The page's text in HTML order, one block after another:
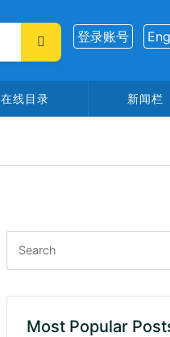
登录账号
在线目录 新闻栏
Most Popular